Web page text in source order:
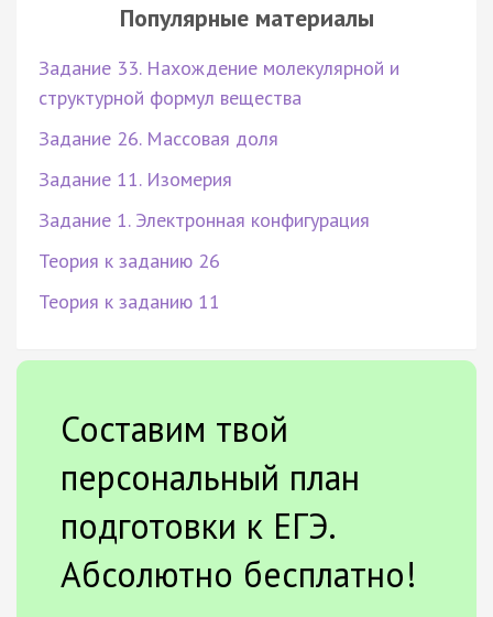
Популярные материалы
Задание 33. Нахождение молекулярной и
структурной формул вещества
Задание 26. Массовая доля
Задание 11. Изомерия
Задание 1. Электронная конфигурация
Теория к заданию 26
Теория к заданию 11
Составим твой
персональный план
подготовки к ЕГЭ.
Абсолютно бесплатно!